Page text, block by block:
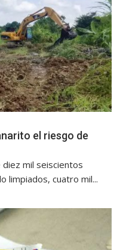
el riesgo de
diez mil seiscientos
limpiados, cuatro mil...